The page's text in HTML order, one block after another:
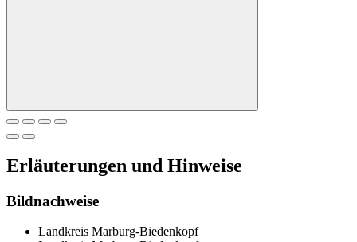
Erläuterungen und Hinweise
Bildnachweise
Landkreis Marburg-Biedenkopf